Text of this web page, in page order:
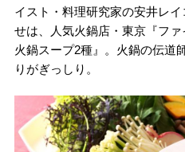
イスト・料理研究家の安井レ
せは、人気火鍋店・東京『フ
火鍋スープ2種』。火鍋の伝道
りがぎっしり。